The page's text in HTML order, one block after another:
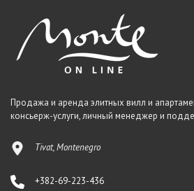
Продажа и аренда элитных вилл и
консьерж-услуги, личный менеджер и
Tivat, Montenegro
+382-69-223-436